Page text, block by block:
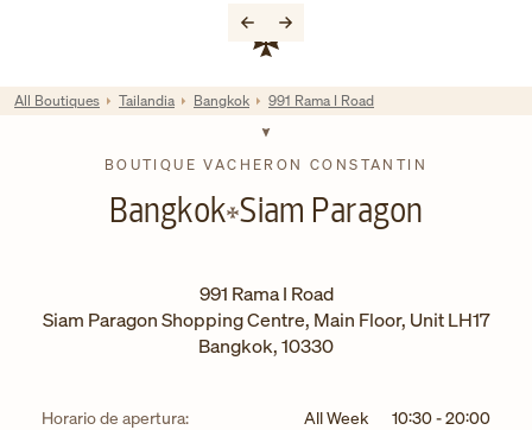
Enlace al sitio web corporativo
Return to Nav
BOUTIQUE VACHERON CONSTANTIN
Bangkok Siam Paragon
991 Rama I Road
Siam Paragon Shopping Centre, Main Floor, Unit LH17
Bangkok,10330
Horario de apertura: All Week 10:30-20:00
All Boutiques Tailandia Bangkok 991 Rama I Road